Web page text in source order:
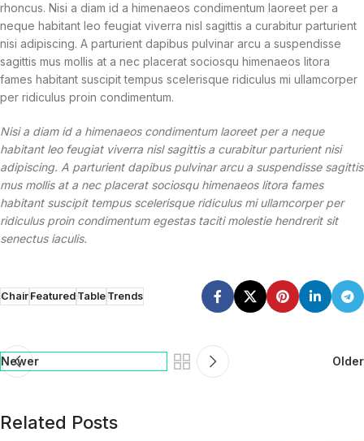
rhoncus. Nisi a diam id a himenaeos condimentum laoreet per a
neque habitant leo feugiat viverra nisl sagittis a curabitur parturient
nisi adipiscing. A parturient dapibus pulvinar arcu a suspendisse
sagittis mus mollis at a nec placerat sociosqu himenaeos litora
fames habitant suscipit tempus scelerisque ridiculus mi ullamcorper
per ridiculus proin condimentum.
Nisi a diam id a himenaeos condimentum laoreet per a neque
habitant leo feugiat viverra nisl sagittis a curabitur parturient nisi
adipiscing. A parturient dapibus pulvinar arcu a suspendisse sagittis
mus mollis at a nec placerat sociosqu himenaeos litora fames
habitant suscipit tempus scelerisque ridiculus mi ullamcorper per
ridiculus proin condimentum egestas taciti molestie hendrerit sit
senectus iaculis.
ChairFeaturedTableTrends
Newer Older
Related Posts